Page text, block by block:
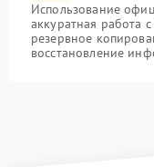
Использование
аккуратная работа
резервное
восстановление